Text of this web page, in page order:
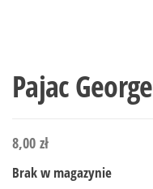
Pajac George
8,00 zł
Brak w magazynie